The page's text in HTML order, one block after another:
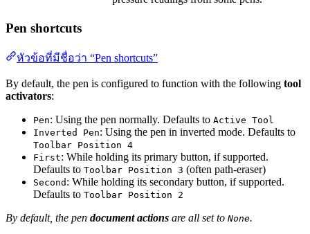
Pen shortcuts
หัวข้อที่มีชื่อว่า “Pen shortcuts”
By default, the pen is configured to function with the following tool
activators:
Pen: Using the pen normally. Defaults to Active Tool
Inverted Pen: Using the pen in inverted mode. Defaults to
Toolbar Position 4
First: While holding its primary button, if supported.
Defaults to Toolbar Position 3 (often path-eraser)
Second : While holding its secondary button, if supported.
Defaults to Toolbar Position 2
By default, the pen document actions are all set to None.